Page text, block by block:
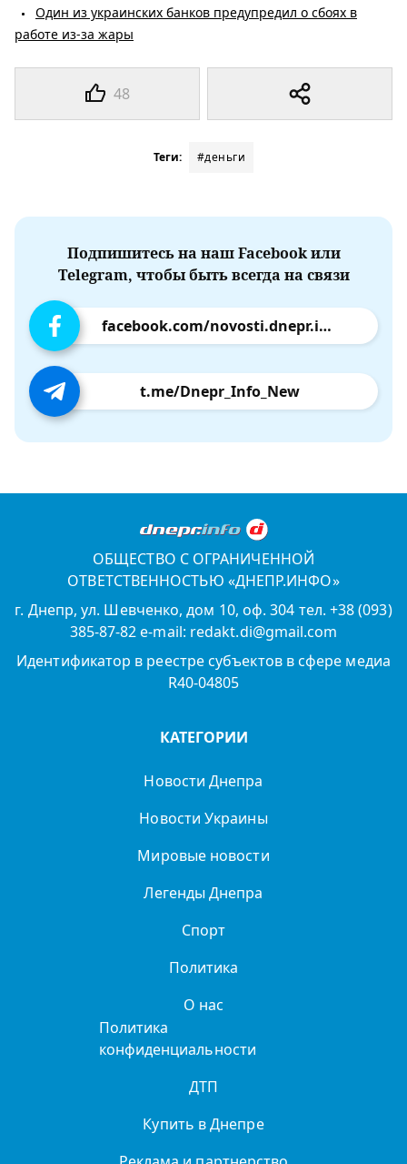
48
Один из украинских банков предупредил о сбоях в
работе из-за жары
Теги: #деньги
Подпишитесь на наш Facebook или
Telegram, чтобы быть всегда на связи
facebook.com/novosti.dnepr.info
t.me/Dnepr_Info_New
ОБЩЕСТВО С ОГРАНИЧЕННОЙ
ОТВЕТСТВЕННОСТЬЮ «ДНЕПР.ИНФО»
г. Днепр, ул. Шевченко, дом 10, оф. 304 тел. +38 (093)
385-87-82 e-mail: redakt.di@gmail.com
Идентификатор в реестре субъектов в сфере медиа
R40-04805
КАТЕГОРИИ
Новости Днепра
Новости Украины
Мировые новости
Легенды Днепра
Спорт
Политика
О нас
Политика
конфиденциальности
ДТП
Купить в Днепре